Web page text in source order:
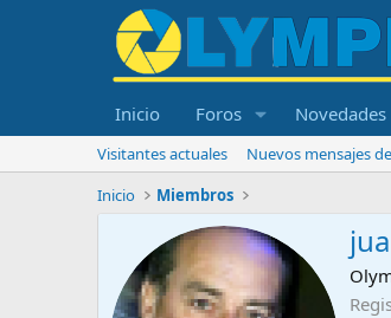
Inicio Foros Novedades
Visitantes actuales Nuevos mensajes
Inicio
Miembros